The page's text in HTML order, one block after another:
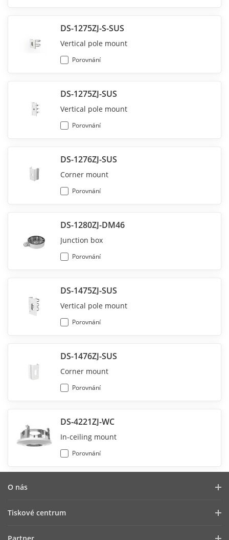
DS-1275ZJ-S-SUS
Vertical pole mount
Porovnání
DS-1275ZJ-SUS
Vertical pole mount
Porovnání
DS-1276ZJ-SUS
Corner mount
Porovnání
DS-1280ZJ-DM46
Junction box
Porovnání
DS-1475ZJ-SUS
Vertical pole mount
Porovnání
DS-1476ZJ-SUS
Corner mount
Porovnání
DS-4221ZJ-WC
In-ceiling mount
Porovnání
O nás
Tiskové centrum